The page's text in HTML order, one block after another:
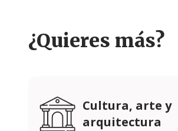
¿Quieres más?
Cultura, arte y
arquitectura